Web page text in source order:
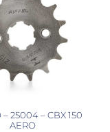
25004 – CBX 150
AERO